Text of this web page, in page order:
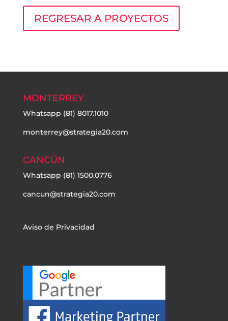
REGRESAR A PROYECTOS
MONTERREY
Whatsapp (81) 8017.1010
monterrey@strategia20.com
CANCÚN
Whatsapp (81) 1500.0776
cancun@strategia20.com
Aviso de Privacidad